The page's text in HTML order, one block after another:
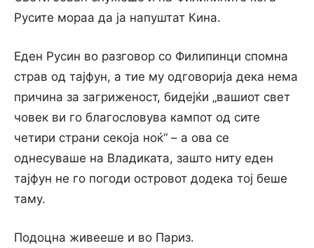
Русите мораа да ја напуштат Кина.
Еден Русин во разговор со Филипинци спомна
страв од тајфун, а тие му одговорија дека нема
причина за загриженост, бидејќи „вашиот свет
човек ви го благословува кампот од сите
четири страни секоја ноќ“ – а ова се
однесуваше на Владиката, зашто ниту еден
тајфун не го погоди островот додека тој беше
таму.
Подоцна живееше и во Париз.